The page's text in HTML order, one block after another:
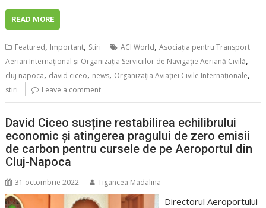
READ MORE
Featured, Important, Stiri ACI World,Asociația pentru Transport
Aerian Internațional și Organizația Serviciilor de Navigație Aeriană Civilă,
cluj napoca, david ciceo, news, Organizația Aviației Civile Internaționale,
stiri Leave a comment
David Ciceo susține restabilirea echilibrului
economic și atingerea pragului de zero emisii
de carbon pentru cursele de pe Aeroportul din
Cluj-Napoca
31 octombrie 2022 Tigancea Madalina
Directorul Aeroportului